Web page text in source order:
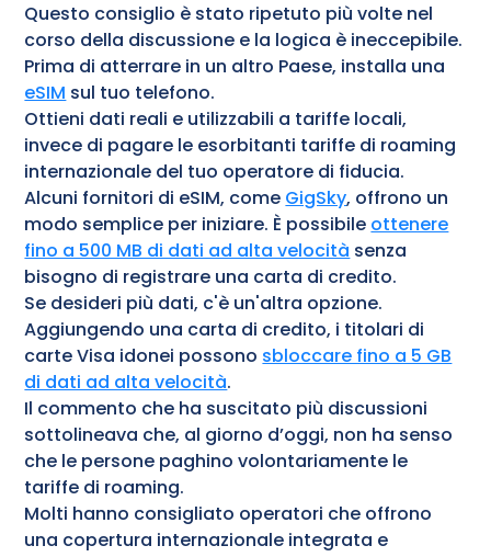
Questo consiglio è stato ripetuto più volte nel
corso della discussione e la logica è ineccepibile.
Prima di atterrare in un altro Paese, installa una
eSIM sul tuo telefono.
Ottieni dati reali e utilizzabili a tariffe locali,
invece di pagare le esorbitanti tariffe di roaming
internazionale del tuo operatore di fiducia.
Alcuni fornitori di eSIM, come GigSky, offrono un
modo semplice per iniziare. È possibile ottenere
fino a 500 MB di dati ad alta velocità senza
bisogno di registrare una carta di credito.
Se desideri più dati, c'è un'altra opzione.
Aggiungendo una carta di credito, i titolari di
carte Visa idonei possono sbloccare fino a 5 GB
di dati ad alta velocità.
Il commento che ha suscitato più discussioni
sottolineava che, al giorno d’oggi, non ha senso
che le persone paghino volontariamente le
tariffe di roaming.
Molti hanno consigliato operatori che offrono
una copertura internazionale integrata e